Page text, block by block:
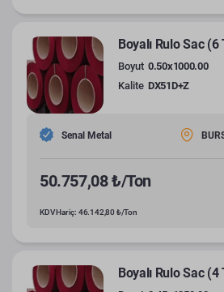
Boyalı Rulo Sac (6
Boyut 0.50x1000.00
Kalite DX51D+Z
Senal Metal
50.757,08 ₺/Ton
KDV Hariç: 46.142,80 ₺/Ton
Boyalı Rulo Sac (4